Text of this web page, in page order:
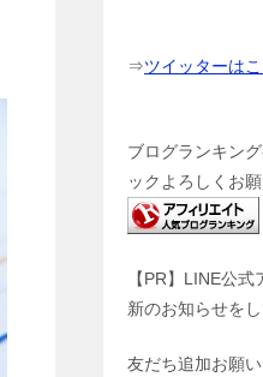
⇒ツイッターは
ブログランキン
ックよろしくお願
【PR】LINE公
新のお知らせをし
友だち追加お願い